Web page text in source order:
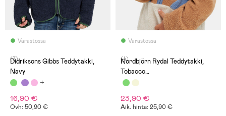
Varastossa
(3)
Didriksons Gibbs Teddytakki,
Navy
16,90 €
Ovh: 50,90 €
Varastossa
(4)
Nordbjörn Rydal Teddytakki,
Tobacco
Brown/Stonewash/Oatmeal
23,90 €
Aik. hinta: 25,90 €